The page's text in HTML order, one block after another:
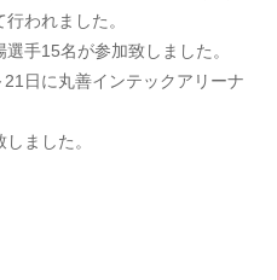
われました。
手15名が参加致しました。
日に丸善インテックアリーナ
ました。